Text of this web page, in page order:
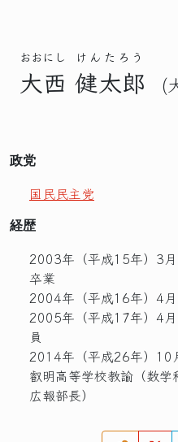
大西
おおにし
健太郎
けんたろう
(
政党
国民民主党
経歴
2003年（平成15年）3
卒業
2004年（平成16年）4
2005年（平成17年）4
員
2014年（平成26年）10
叡明高等学校教諭（数
広報部長）